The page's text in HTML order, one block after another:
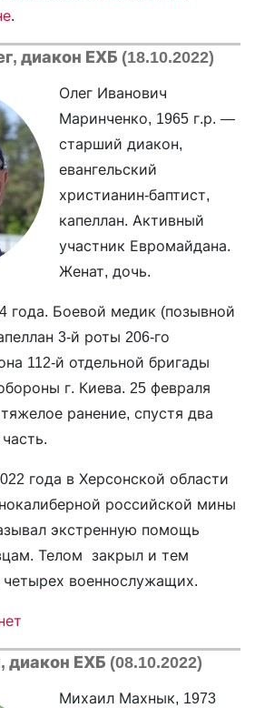
.
диакон ЕХБ (18.10.2022)
Олег Иванович
Маринченко, 1965 г.р. —
старший диакон,
евангельский
христианин-баптист,
капеллан. Активный
участник Евромайдана.
Женат, дочь.
года. Боевой медик (позывной
3-й роты 206-го
112-й отдельной бригады
г. Киева. 25 февраля
ранение, спустя два
года в Херсонской области
российской мины
экстренную помощь
Телом закрыл и тем
военнослужащих.
ЕХБ (08.10.2022)
Михаил Махнык, 1973